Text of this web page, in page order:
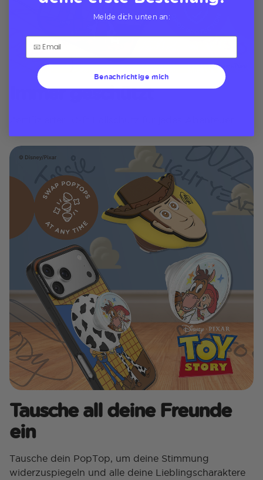
Immer geschützt
Tausche all deine Freunde
ein
Tausche dein PopTop, um deine Stimmung
widerzuspiegeln und alle deine Lieblingscharaktere
Melde dich unten an:
Benachrichtige mich